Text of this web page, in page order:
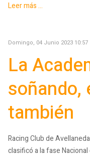
Leer más ...
Domingo, 04 Junio 2023 10:57
La
soñando,
también
Racing Club de
clasificó a la fase